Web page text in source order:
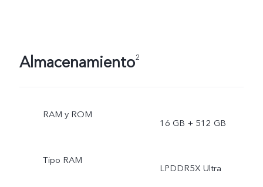
Almacenamiento2
RAM y ROM
16 GB + 512 GB
Tipo RAM
LPDDR5X Ultra